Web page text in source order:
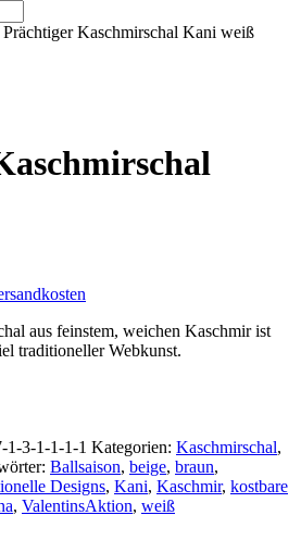
Prächtiger Kaschmirschal Kani weiß
aus feinstem, weichen Kaschmir ist
traditioneller Webkunst.
1-3-1-1-1-1 Kategorien: Kaschmirschal,
Ballsaison, beige, braun,
Designs, Kani, Kaschmir, kostbare
, ValentinsAktion, weiß